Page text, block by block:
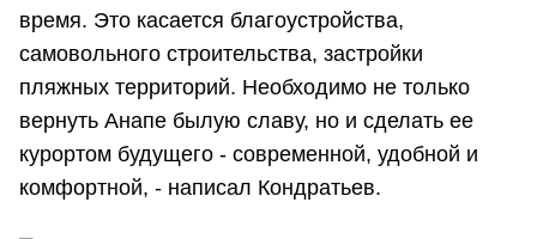
время. Это касается благоустройства,
самовольного строительства, застройки
пляжных территорий. Необходимо не только
вернуть Анапе былую славу, но и сделать ее
курортом будущего - современной, удобной и
комфортной, - написал Кондратьев.